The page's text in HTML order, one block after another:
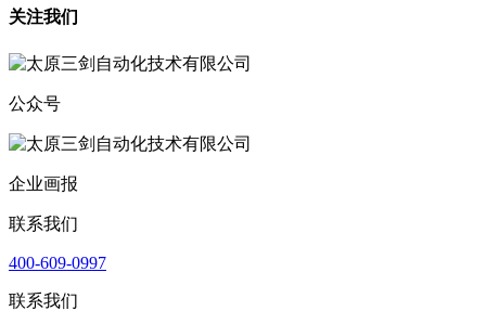
关注我们
公众号
企业画报
联系我们
400-609-0997
联系我们